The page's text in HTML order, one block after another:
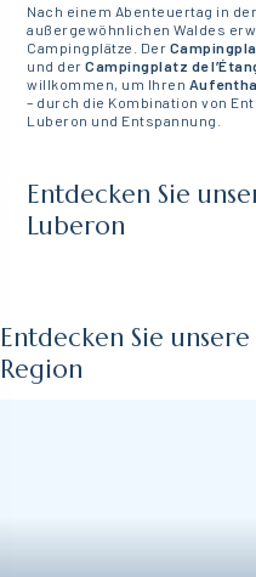
Nach einem Abenteuertag in
außergewöhnlichen Waldes
Campingplätze. Der
und derCampingplatz de
willkommen, um Ihren
– durch die Kombination von
Luberon und Entspannung.
Entdecken Sie
Luberon
Entdecken Sie
Region